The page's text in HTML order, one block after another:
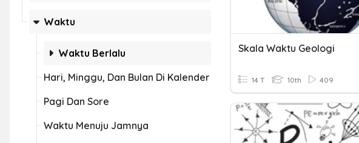
Waktu
Waktu Berlalu
Hari, Minggu, Dan Bulan Di Kalender
Pagi Dan Sore
Waktu Menuju Jamnya
Skala Waktu Geologi
14 T 10th 409